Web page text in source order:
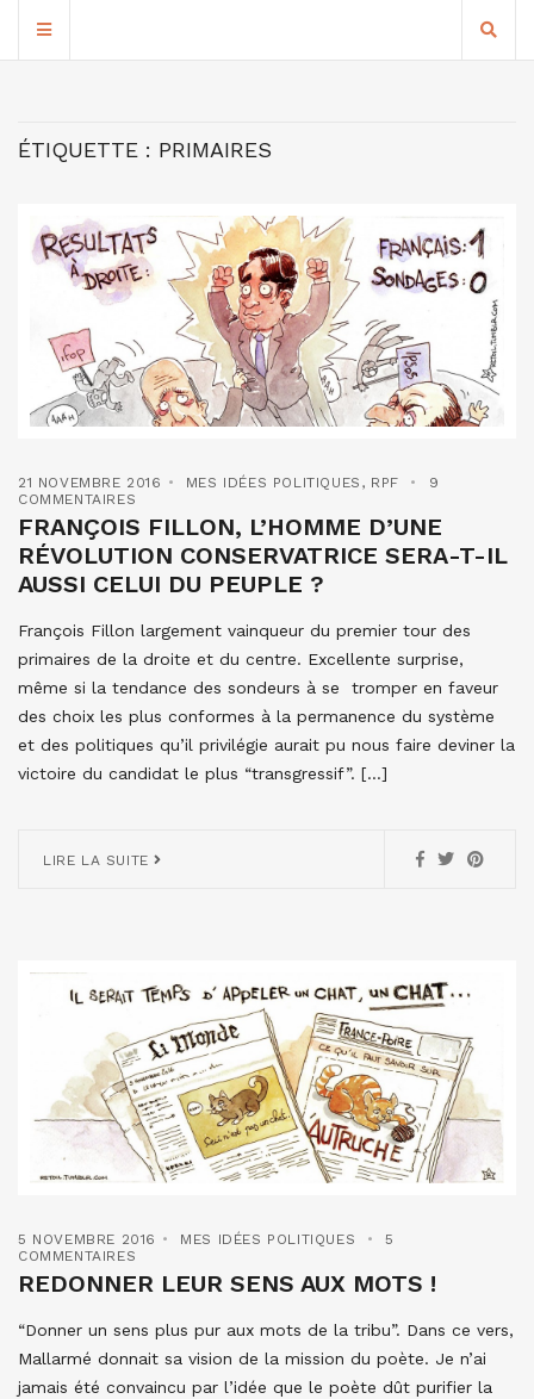
ÉTIQUETTE : PRIMAIRES
21 NOVEMBRE 2016 MES IDÉES POLITIQUES , RPF
9
COMMENTAIRES
FRANÇOIS FILLON, L’HOMME D’UNE
RÉVOLUTION CONSERVATRICE SERA-T-IL
AUSSI CELUI DU PEUPLE ?
François Fillon largement vainqueur du premier tour des
primaires de la droite et du centre. Excellente surprise,
même si la tendance des sondeurs à se tromper en faveur
des choix les plus conformes à la permanence du système
et des politiques qu’il privilégie aurait pu nous faire deviner la
victoire du candidat le plus “transgressif”. […]
LIRE LA SUITE
5 NOVEMBRE 2016 MES IDÉES POLITIQUES
5
COMMENTAIRES
REDONNER LEUR SENS AUX MOTS !
“Donner un sens plus pur aux mots de la tribu”. Dans ce vers,
Mallarmé donnait sa vision de la mission du poète. Je n’ai
jamais été convaincu par l’idée que le poète dût purifier la